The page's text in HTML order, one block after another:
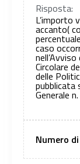
Risposta:
L’importo
accanto(
caso
nell’Avviso
Circolare
delle
pubblicata
Generale
Numero